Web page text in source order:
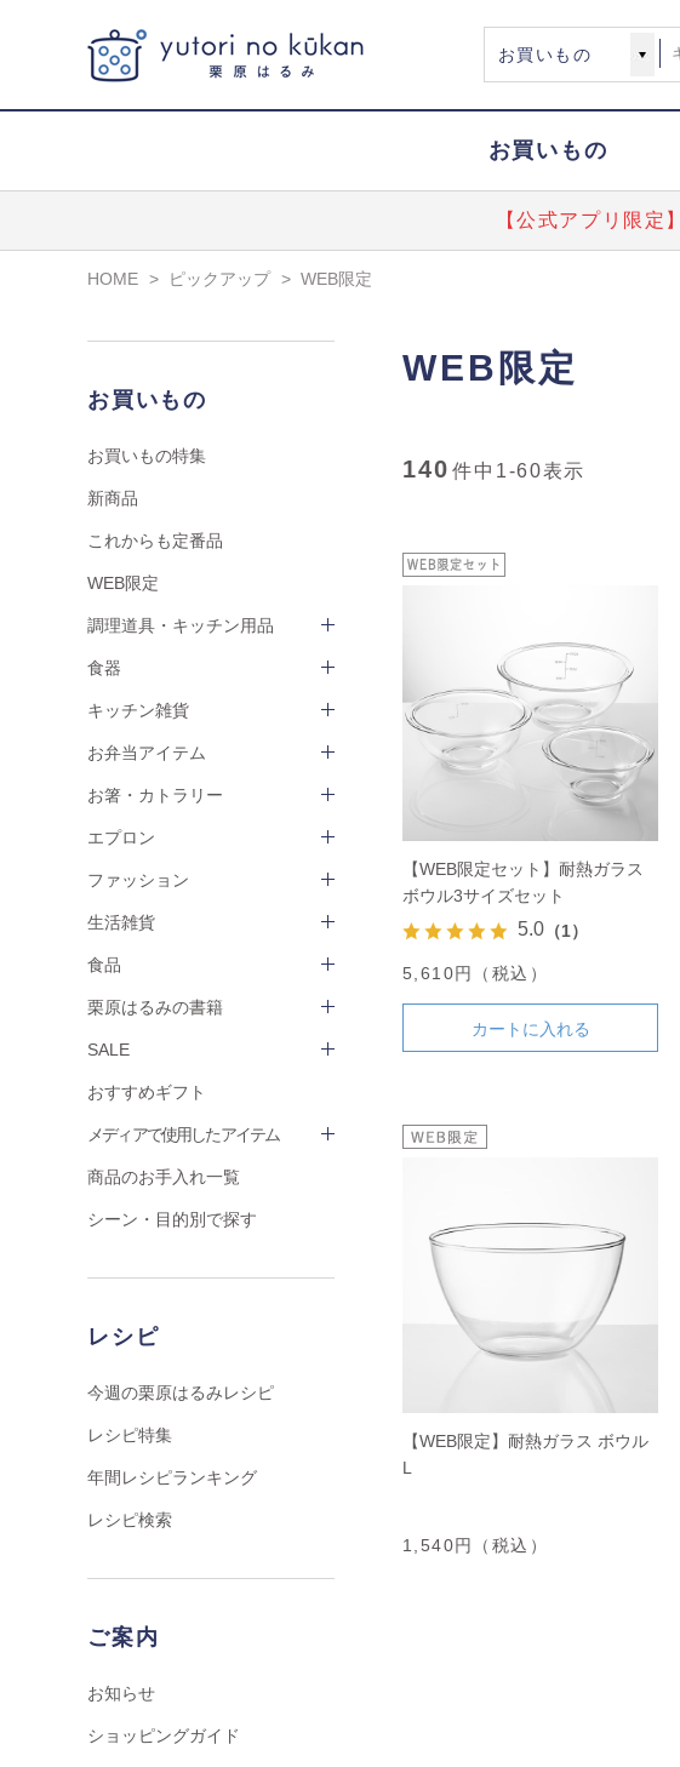
お買いもの
【公式アプリ限
HOME > ピックアップ > WEB限定
お買いもの
お買いもの特集
新商品
これからも定番品
WEB限定
調理道具・キッチン用品
食器
キッチン雑貨
お弁当アイテム
お箸・カトラリー
エプロン
ファッション
生活雑貨
食品
栗原はるみの書籍
SALE
おすすめギフト
メディアで使用したアイテム
商品のお手入れ一覧
シーン・目的別で探す
レシピ
今週の栗原はるみレシピ
レシピ特集
年間レシピランキング
レシピ検索
ご案内
お知らせ
ショッピングガイド
WEB限定
140 件中 1-60表示
【WEB限定セット】耐熱ガラス
ボウル3サイズセット
5.0 （1）
5,610円（税込）
カートに入れる
【WEB限定】耐熱ガラス ボウル
L
1,540円（税込）